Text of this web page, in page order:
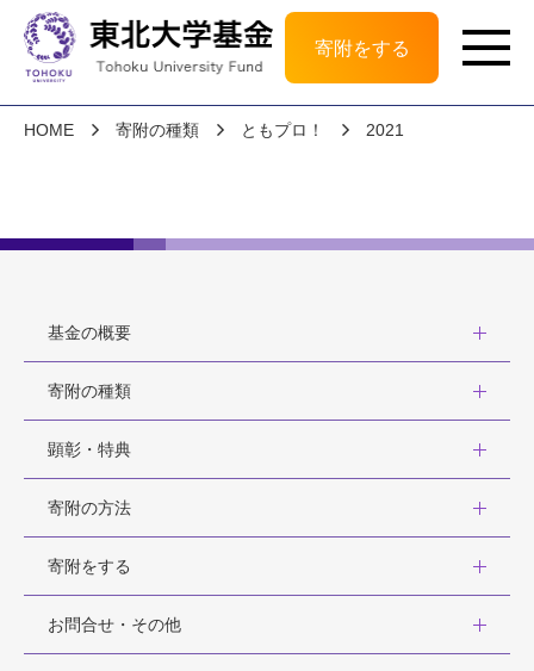
寄附をする
HOME 寄附の種類 ともプロ！ 2021
基金の概要
寄附の種類
顕彰・特典
寄附の方法
寄附をする
お問合せ・その他